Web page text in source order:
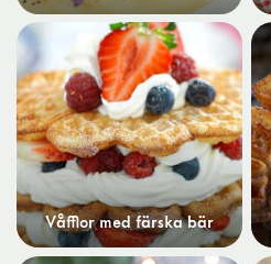
Våfflor med färska bär